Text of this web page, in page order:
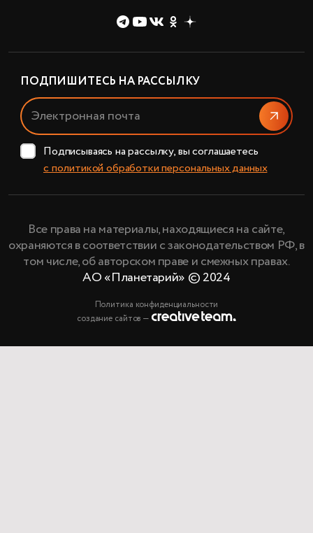
ПОДПИШИТЕСЬ НА РАССЫЛКУ
Подписываясь на рассылку, вы соглашаетесь
с политикой обработки персональных данных
Все права на материалы, находящиеся на сайте,
охраняются в соответствии с законодательством РФ, в
том числе, об авторском праве и смежных правах.
АО «Планетарий» © 2024
Политика конфиденциальности
создание сайтов —